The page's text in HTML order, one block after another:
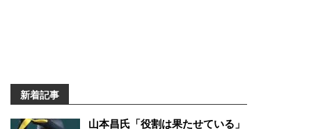
新着記事
山本昌氏「役割は果たせている」